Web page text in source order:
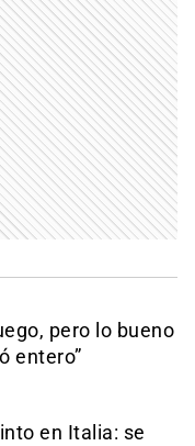
pero lo bueno
entero”
en Italia: se